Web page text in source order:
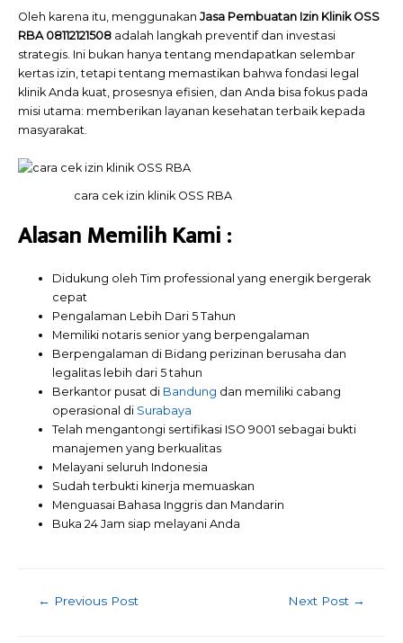
Oleh karena itu, menggunakan Jasa Pembuatan Izin Klinik OSS
RBA 08112121508 adalah langkah preventif dan investasi
strategis. Ini bukan hanya tentang mendapatkan selembar
kertas izin, tetapi tentang memastikan bahwa fondasi legal
klinik Anda kuat, prosesnya efisien, dan Anda bisa fokus pada
misi utama: memberikan layanan kesehatan terbaik kepada
masyarakat.
cara cek izin klinik OSS RBA
Alasan MemilihKami:
Didukung oleh Tim professional yang energik bergerak
cepat
Pengalaman Lebih Dari 5 Tahun
Memiliki notaris senior yang berpengalaman
Berpengalaman di Bidang perizinan berusaha dan
legalitas lebih dari 5 tahun
Berkantor pusat di Bandung dan memiliki cabang
operasional di Surabaya
Telah mengantongi sertifikasi ISO 9001 sebagai bukti
manajemen yang berkualitas
Melayani seluruh Indonesia
Sudah terbukti kinerja memuaskan
Menguasai Bahasa Inggris dan Mandarin
Buka 24 Jam siap melayani Anda
Post
← Previous Post Next Post →